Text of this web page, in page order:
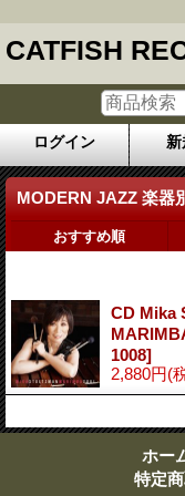
CATFISH
ログイン 新
MODERN JAZZ 楽器
おすすめ順
CD Mika
1008]
2,880円(
ホー
特定